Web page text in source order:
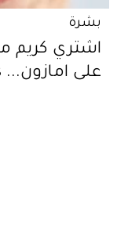
بشرة
اشتري
على امازون... Happy Sales!